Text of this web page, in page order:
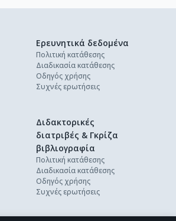
Ερευνητικά δεδομένα
Πολιτική κατάθεσης
Διαδικασία κατάθεσης
Οδηγός χρήσης
Συχνές ερωτήσεις
Διδακτορικές
διατριβές & Γκρίζα
βιβλιογραφία
Πολιτική κατάθεσης
Διαδικασία κατάθεσης
Οδηγός χρήσης
Συχνές ερωτήσεις